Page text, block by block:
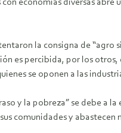
economías diversas
la consigna de
es percibida, por los
se oponen a las
y la pobreza” se debe a
comunidades y